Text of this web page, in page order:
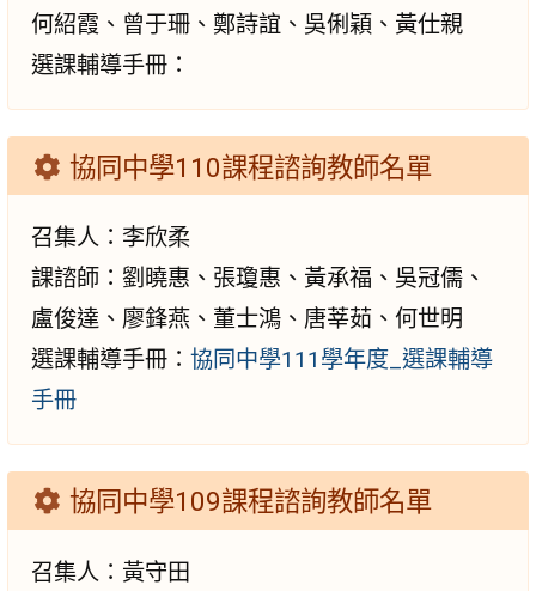
何紹霞、曾于珊、鄭詩誼、吳俐穎、黃仕親
選課輔導手冊：
協同中學110課程諮詢教師名單
召集人：李欣柔
課諮師：劉曉惠、張瓊惠、黃承福、吳冠儒、
盧俊達、廖鋒燕、董士鴻、唐莘茹、何世明
選課輔導手冊：協同中學111學年度_選課輔導
手冊
協同中學109課程諮詢教師名單
召集人：黃守田